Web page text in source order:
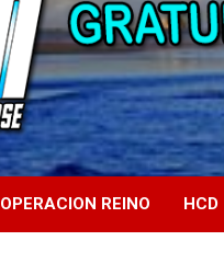
OPERACION REINO HCD